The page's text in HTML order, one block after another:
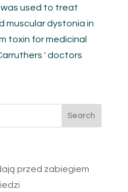
used to treat
muscular dystonia in
toxin for medicinal
' doctors
przed zabiegiem